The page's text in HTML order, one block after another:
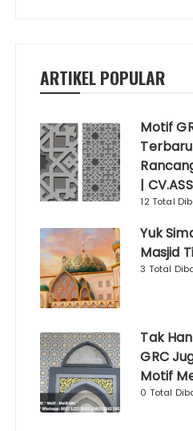
ARTIKEL POPULAR
Motif
|
12 Total
Yuk
Masjid
3 Total
Tak
GRC
Motif
0 Total